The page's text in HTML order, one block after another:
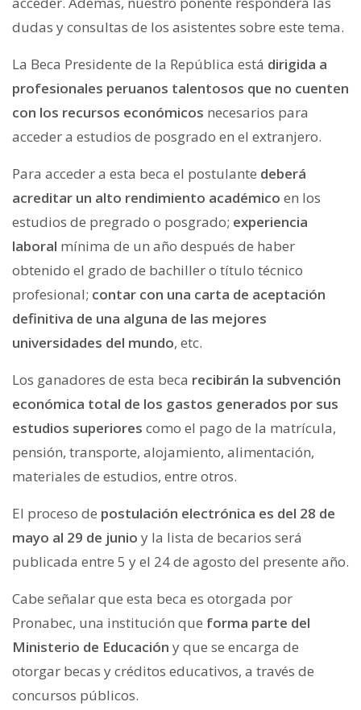
dudas y consultas de los asistentes sobre este tema.
La Beca Presidente de la República está dirigida a
profesionales peruanos talentosos que no cuenten
con los recursos económicos necesarios para
acceder a estudios de posgrado en el extranjero.
Para acceder a esta beca el postulante deberá
acreditar un alto rendimiento académico en los
estudios de pregrado o posgrado; experiencia
laboral mínima de un año después de haber
obtenido el grado de bachiller o título técnico
profesional; contar con una carta de aceptación
definitiva de una alguna de las mejores
universidades del mundo, etc.
Los ganadores de esta beca recibirán la subvención
económica total de los gastos generados por sus
estudios superiores como el pago de la matrícula,
pensión, transporte, alojamiento, alimentación,
materiales de estudios, entre otros.
El proceso de postulación electrónica es del 28 de
mayo al 29 de junio y la lista de becarios será
publicada entre 5 y el 24 de agosto del presente año.
Cabe señalar que esta beca es otorgada por
Pronabec, una institución que forma parte del
Ministerio de Educación y que se encarga de
otorgar becas y créditos educativos, a través de
concursos públicos.